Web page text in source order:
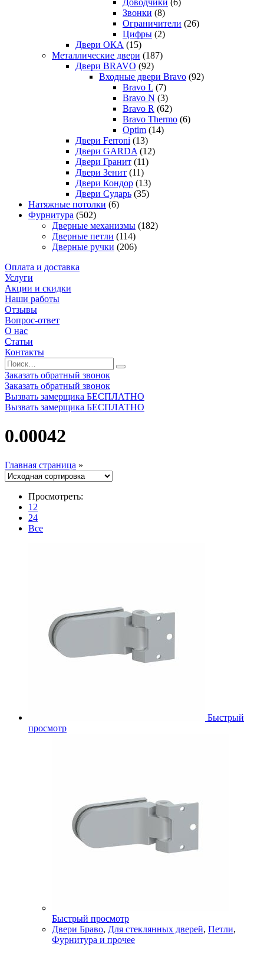
Звонки (8)
Ограничители (26)
Цифры (2)
Двери ОКА (15)
Металлические двери (187)
Двери BRAVO (92)
Входные двери Bravo (92)
Bravo L (7)
Bravo N (3)
Bravo R (62)
Bravo Thermo (6)
Optim (14)
Двери Ferroni (13)
Двери GARDA (12)
Двери Гранит (11)
Двери Зенит (11)
Двери Кондор (13)
Двери Сударь (35)
Натяжные потолки (6)
Фурнитура (502)
Дверные механизмы (182)
Дверные петли (114)
Дверные ручки (206)
Оплата и доставка
Услуги
Акции и скидки
Наши работы
Отзывы
Вопрос-ответ
О нас
Статьи
Контакты
Заказать обратный звонок
Заказать обратный звонок
Вызвать замерщика БЕСПЛАТНО
Вызвать замерщика БЕСПЛАТНО
0.00042
Главная страница »
Просмотреть:
12
24
Все
Быстрый
просмотр
Быстрый просмотр
Двери Браво, Для стеклянных дверей, Петли,
Фурнитура и прочее